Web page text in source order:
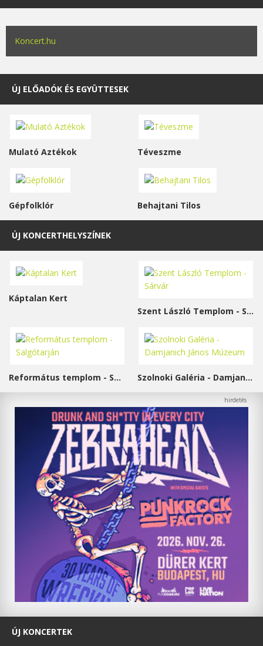
Koncert.hu
ÚJ ELŐADÓK ÉS EGYÜTTESEK
Mulató Aztékok Téveszme
Gépfolklór Behajtani Tilos
ÚJ KONCERTHELYSZÍNEK
Káptalan Kert
Szent László Templom - Sárvár
Református templom - Salgótarján Szolnoki Galéria - Damjanich János Múzeum
ÚJ KONCERTEK